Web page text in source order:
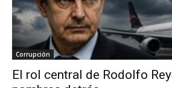
Corrupción
El rol central de Rodolfo